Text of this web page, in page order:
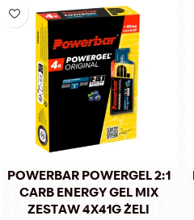
POWERBAR POWERGEL 2:1
CARB ENERGY GEL MIX
ZESTAW 4X41G ŻELI